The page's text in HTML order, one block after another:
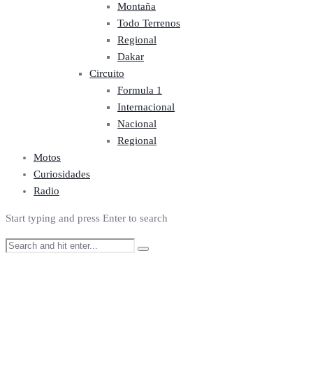
Montaña
Todo Terrenos
Regional
Dakar
Circuito
Formula 1
Internacional
Nacional
Regional
Motos
Curiosidades
Radio
Start typing and press Enter to search